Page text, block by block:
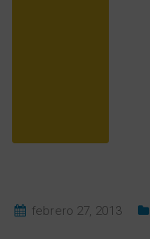
febrero 27, 2013